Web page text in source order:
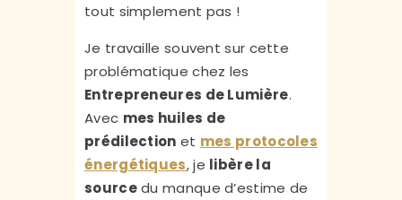
tout simplement pas !
Je travaille souvent sur cette
problématique chez les
Entrepreneures de Lumière.
Avec mes huiles de
prédilection et mes protocoles
énergétiques, je libère la
sourcedu manque d’estime de